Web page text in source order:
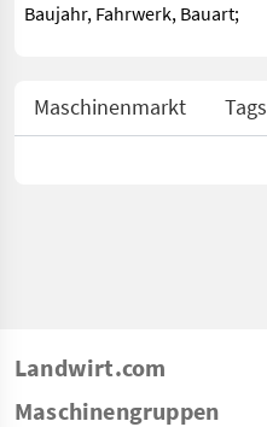
Baujahr, Fahrwerk, Bauart;
Maschinenmarkt Tags
Landwirt.com
Maschinengruppen